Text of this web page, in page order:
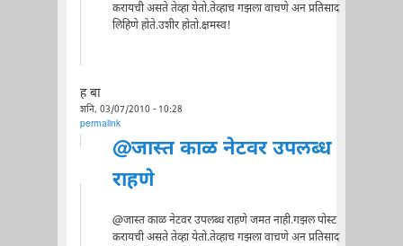
करायची असते तेव्हा येतो.तेव्हाच गझला वाचणे अन प्रतिसाद
लिहिणे होते.उशीर होतो.क्षमस्व!
ह बा
शनि, 03/07/2010 - 10:28
permalink
@जास्त काळ नेटवर उपलब्ध
राहणे
@जास्त काळ नेटवर उपलब्ध राहणे जमत नाही.गझल पोस्ट
करायची असते तेव्हा येतो.तेव्हाच गझला वाचणे अन प्रतिसाद